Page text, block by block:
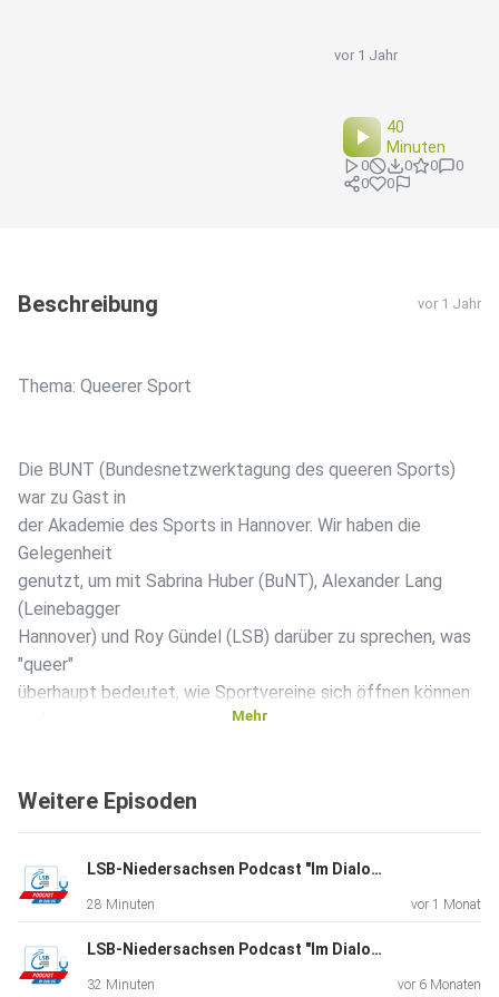
vor 1 Jahr
40
Minuten
0 0 0
0
0
0
Beschreibung vor 1 Jahr
Thema: Queerer Sport
Die BUNT (Bundesnetzwerktagung des queeren Sports)
war zu Gast in
der Akademie des Sports in Hannover. Wir haben die
Gelegenheit
genutzt, um mit Sabrina Huber (BuNT), Alexander Lang
(Leinebagger
Hannover) und Roy Gündel (LSB) darüber zu sprechen, was
"queer"
überhaupt bedeutet, wie Sportvereine sich öffnen können
Mehr zu BuNt
Mehr
Weitere Episoden
LSB-Niedersachsen Podcast "Im Dialog". Folge 29. Zu Gast: Isabell Nowak
28 Minuten vor 1 Monat
LSB-Niedersachsen Podcast "Im Dialog". Folge 28. Zu Gast: Ruth Spelmeyer und Sabrina Hering
32 Minuten vor 6 Monaten